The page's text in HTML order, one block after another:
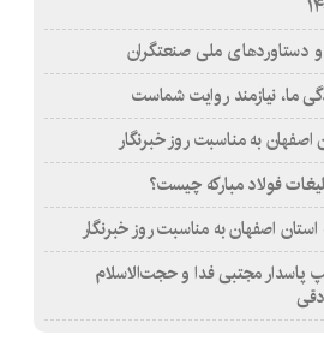
و دستاوردهای ملی صنعتگران
ما، نیازمند روایت شماست
به مناسبت روز خبرنگار
فولاد مبارکه چیست؟
اصفهان به مناسبت روز خبرنگار
پاسدار مجتبی فدا و حجت‌الاسلام